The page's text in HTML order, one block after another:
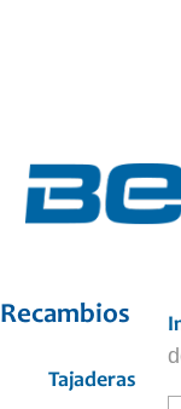
Recambios
Tajaderas